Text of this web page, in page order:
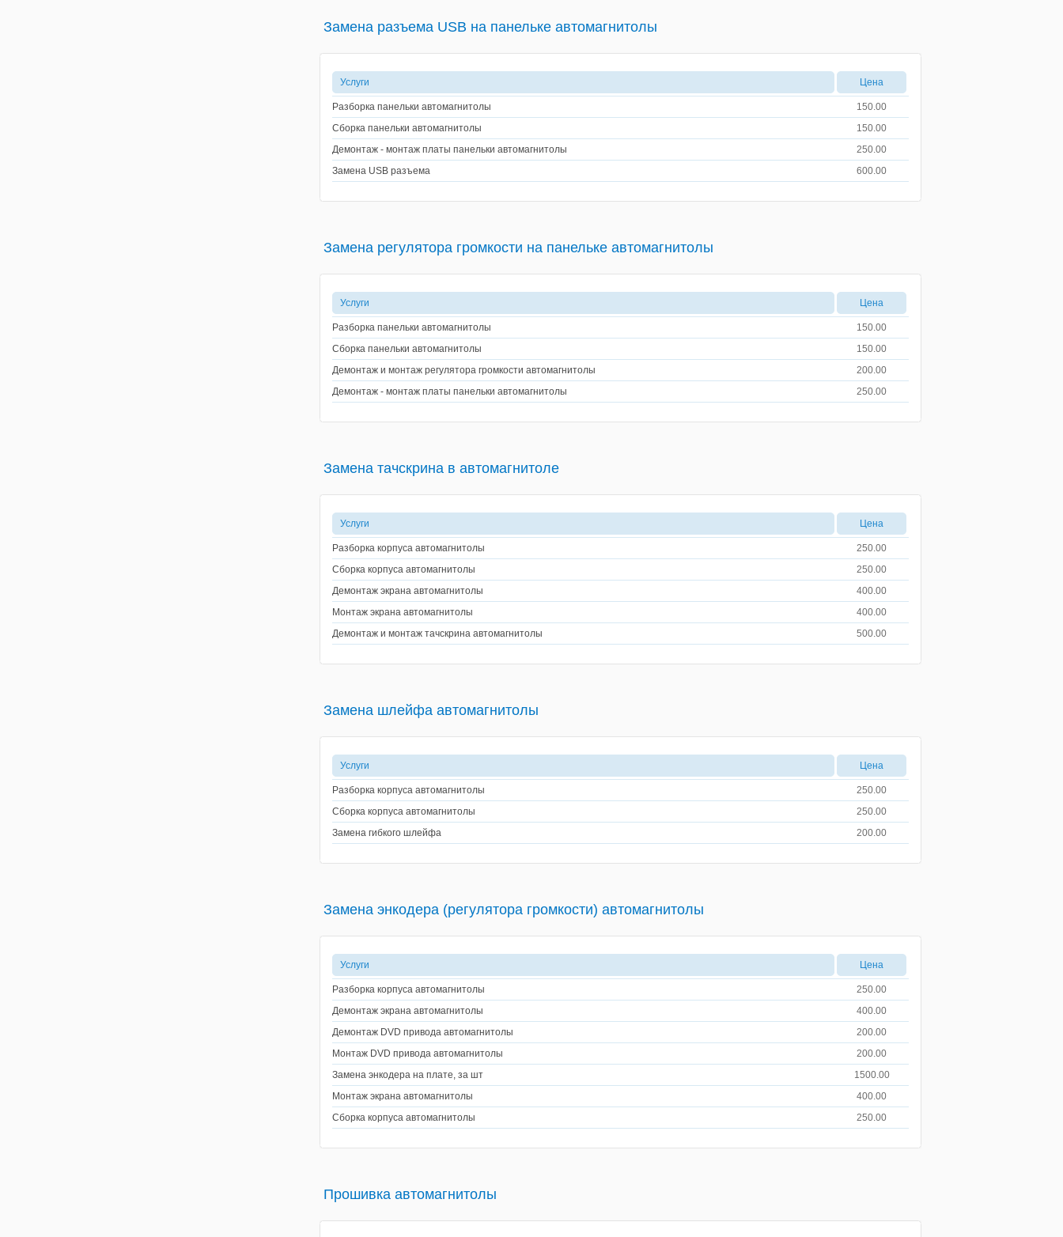
Замена разъема USB на панельке автомагнитолы
Услуги Цена
Разборка панельки автомагнитолы
150.00
Сборка панельки автомагнитолы
150.00
Демонтаж - монтаж платы панельки автомагнитолы
250.00
Замена USB разъема
600.00
Замена регулятора громкости на панельке автомагнитолы
Услуги Цена
Разборка панельки автомагнитолы
150.00
Сборка панельки автомагнитолы
150.00
Демонтаж и монтаж регулятора громкости автомагнитолы
200.00
Демонтаж - монтаж платы панельки автомагнитолы
250.00
Замена тачскрина в автомагнитоле
Услуги Цена
Разборка корпуса автомагнитолы
250.00
Сборка корпуса автомагнитолы
250.00
Демонтаж экрана автомагнитолы
400.00
Монтаж экрана автомагнитолы
400.00
Демонтаж и монтаж тачскрина автомагнитолы
500.00
Замена шлейфа автомагнитолы
Услуги Цена
Разборка корпуса автомагнитолы
250.00
Сборка корпуса автомагнитолы
250.00
Замена гибкого шлейфа
200.00
Замена энкодера (регулятора громкости) автомагнитолы
Услуги Цена
Разборка корпуса автомагнитолы
250.00
Демонтаж экрана автомагнитолы
400.00
Демонтаж DVD привода автомагнитолы
200.00
Монтаж DVD привода автомагнитолы
200.00
Замена энкодера на плате, за шт
1500.00
Монтаж экрана автомагнитолы
400.00
Сборка корпуса автомагнитолы
250.00
Прошивка автомагнитолы